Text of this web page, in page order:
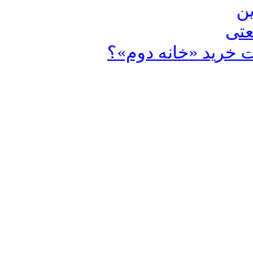
خرید «خانه دوم»؟